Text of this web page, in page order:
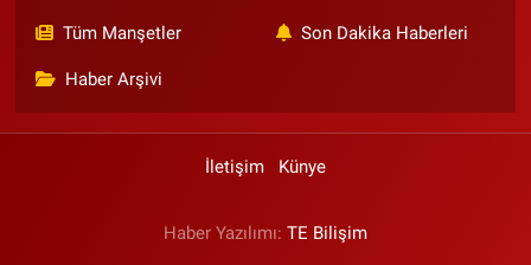
Tüm Manşetler Son Dakika Haberleri
Haber Arşivi
İletişim Künye
Haber Yazılımı: TE Bilişim